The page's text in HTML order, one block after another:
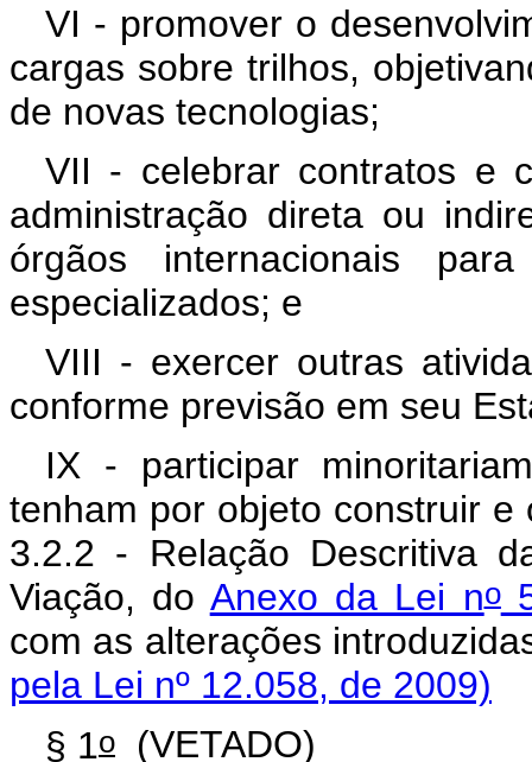
VI - promover o
cargas sobre trilhos,
de novas tecnologias;
VII - celebrar contratos e
administração direta ou
órgãos internacionais
especializados; e
VIII - exercer outras
conforme previsão em seu
IX - participar
tenham por objeto construir
3.2.2 - Relação Descritiva
Viação, do Anexo da Lei no
com as alterações
pela Lei nº 12.058, de 2009)
§ 1o (VETADO)